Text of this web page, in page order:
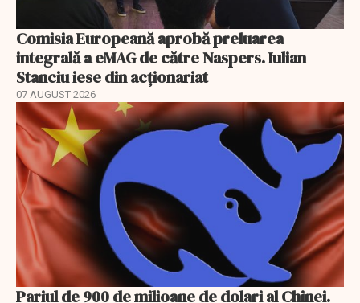
Comisia Europeană aprobă preluarea
integrală a eMAG de către Naspers. Iulian
Stanciu iese din acționariat
07 AUGUST 2026
Pariul de 900 de milioane de dolari al Chinei.